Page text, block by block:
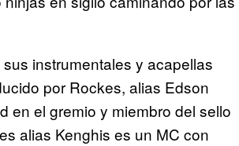
instrumentales y acapellas
por Rockes, alias Edson
en el gremio y miembro del sello
alias Kenghis es un MC con